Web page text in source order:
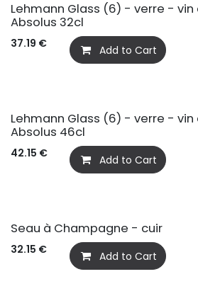
Lehmann Glass (6) - verre -
Absolus 32cl
37.19 € Add to Cart
Lehmann Glass (6) - verre -
Absolus 46cl
42.15 € Add to Cart
Seau à Champagne - cuir
32.15 € Add to Cart